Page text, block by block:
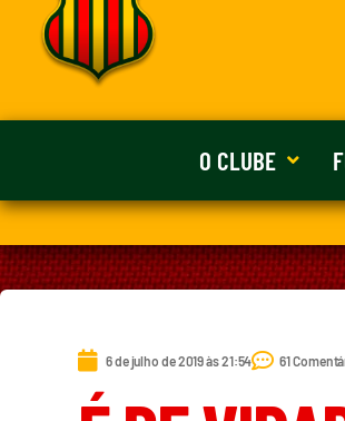
O CLUBE
6 de julho de 2019 às 21:54 61